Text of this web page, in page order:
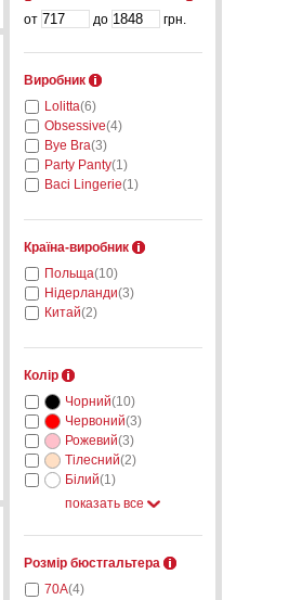
от до грн.
Виробник
Lolitta(6)
Obsessive(4)
Bye Bra(3)
Party Panty(1)
Baci Lingerie(1)
Країна-виробник
Польща(10)
Нідерланди(3)
Китай(2)
Колір
Чорний(10)
Червоний(3)
Рожевий(3)
Тілесний(2)
Білий(1)
показать все
Розмір бюстгальтера
70A(4)